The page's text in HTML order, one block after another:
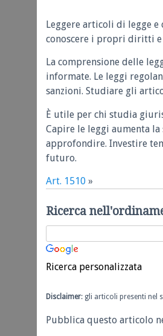
Leggere articoli di legge
conoscere i propri diritti e
La comprensione delle
informate. Le leggi
sanzioni. Studiare gli
È utile per chi studia
Capire le leggi aumenta
approfondire. Investire
futuro.
Art. 1510 »
Ricerca
Ricerca personalizzata
Disclaimer: gli articoli presenti nel
Pubblica questo articolo